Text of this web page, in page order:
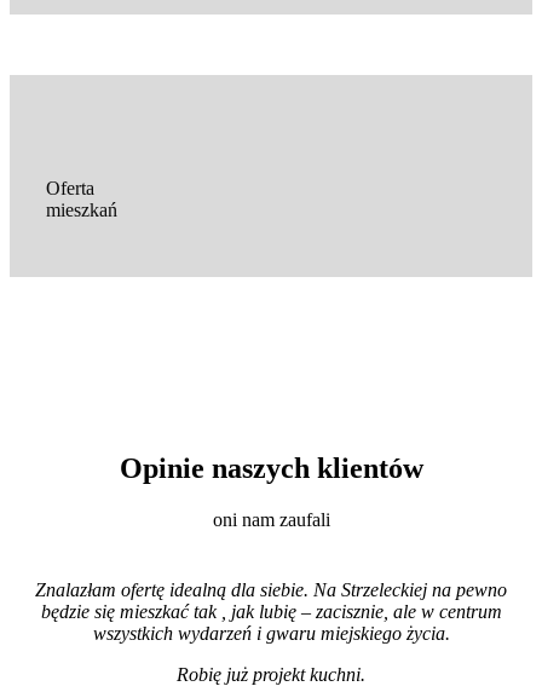
Oferta
mieszkań
Opinie naszych klientów
oni nam zaufali
Znalazłam ofertę idealną dla siebie. Na Strzeleckiej na pewno
będzie się mieszkać tak , jak lubię – zacisznie, ale w centrum
wszystkich wydarzeń i gwaru miejskiego życia.
Robię już projekt kuchni.